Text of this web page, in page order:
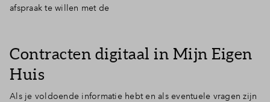
afspraak te willen met de
Contracten digitaal in Mijn Eigen
Huis
Als je voldoende informatie hebt en als eventuele vragen zijn